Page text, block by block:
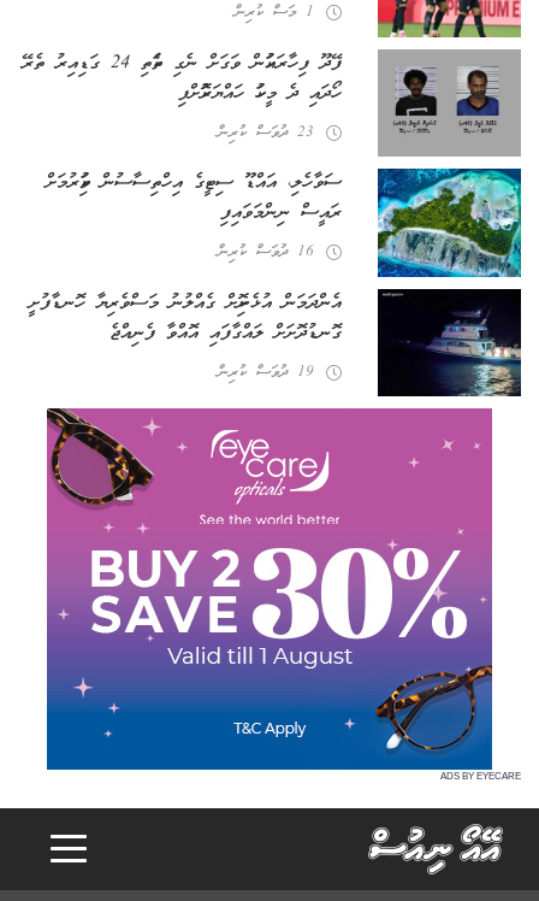
1 މަސް ކުރިން
ފޭދޫ ފިހާރައަކުން ވަގަށް ނެގި ތަކެތި 24 ގަޑިއިރު ތެރޭ
ހޯދައި ދެ މީހަކު ހައްޔަރުކޮށްފި
23 ދުވަސް ކުރިން
ސަވާހެލި، އައްޑޫ ސިޓީގެ އިހްތިސާސުން ވަކިކުރުމަށް
ރައީސް ނިންމަވައިފި
16 ދުވަސް ކުރިން
އެންދަމަން އުޅެނިކޮށް ގެއްލުނު މަސްވެރިޔާ ހޮނޑާފުށީ
ގޮނޑުދޮށަށް ލައްގާފައި އޮއްވާ ފެނިއްޖެ
19 ދުވަސް ކުރިން
ADS BY EYECARE